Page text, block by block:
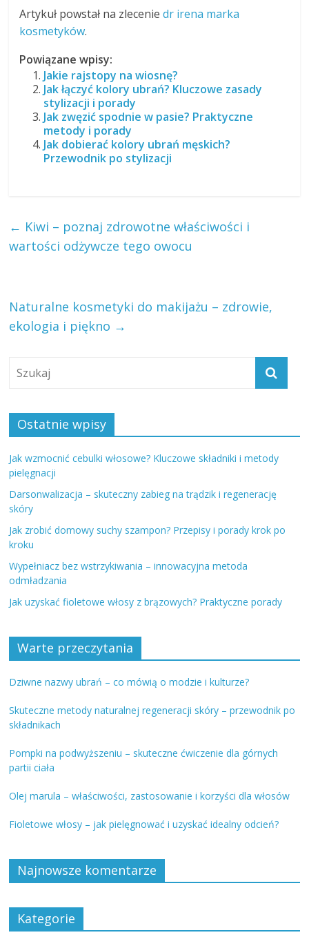
Artykuł powstał na zleceniedr irena marka
kosmetyków.
Powiązane wpisy:
Jakie rajstopy na wiosnę?
Jak łączyć kolory ubrań? Kluczowe zasady
stylizacji i porady
Jak zwęzić spodnie w pasie? Praktyczne
metody i porady
Jak dobierać kolory ubrań męskich?
Przewodnik po stylizacji
← Kiwi – poznaj zdrowotne właściwości i
wartości odżywcze tego owocu
Naturalne kosmetyki do makijażu – zdrowie,
ekologia i piękno →
Ostatnie wpisy
Jak wzmocnić cebulki włosowe? Kluczowe składniki i metody
pielęgnacji
Darsonwalizacja – skuteczny zabieg na trądzik i regenerację
skóry
Jak zrobić domowy suchy szampon? Przepisy i porady krok po
kroku
Wypełniacz bez wstrzykiwania – innowacyjna metoda
odmładzania
Jak uzyskać fioletowe włosy z brązowych? Praktyczne porady
Warte przeczytania
Dziwne nazwy ubrań – co mówią o modzie i kulturze?
Skuteczne metody naturalnej regeneracji skóry – przewodnik po
składnikach
Pompki na podwyższeniu – skuteczne ćwiczenie dla górnych
partii ciała
Olej marula – właściwości, zastosowanie i korzyści dla włosów
Fioletowe włosy – jak pielęgnować i uzyskać idealny odcień?
Najnowsze komentarze
Kategorie